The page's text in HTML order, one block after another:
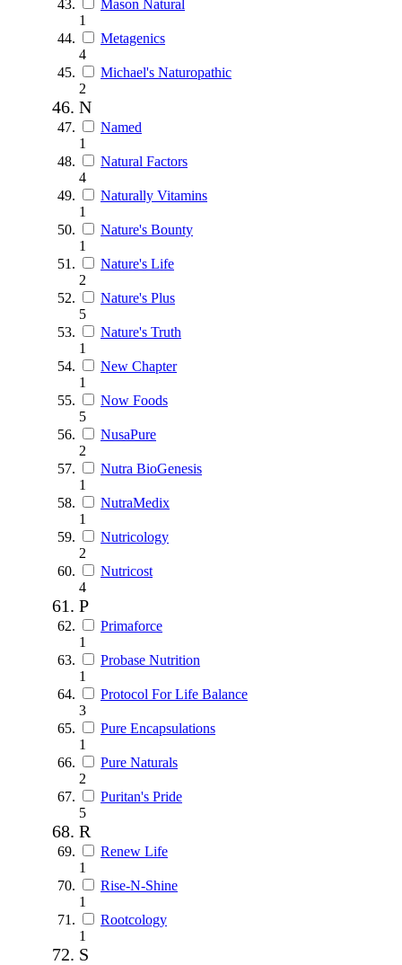
Mason Natural
1
Metagenics
4
Michael's Naturopathic
2
N
Named
1
Natural Factors
4
Naturally Vitamins
1
Nature's Bounty
1
Nature's Life
2
Nature's Plus
5
Nature's Truth
1
New Chapter
1
Now Foods
5
NusaPure
2
Nutra BioGenesis
1
NutraMedix
1
Nutricology
2
Nutricost
4
P
Primaforce
1
Probase Nutrition
1
Protocol For Life Balance
3
Pure Encapsulations
1
Pure Naturals
2
Puritan's Pride
5
R
Renew Life
1
Rise-N-Shine
1
Rootcology
1
S